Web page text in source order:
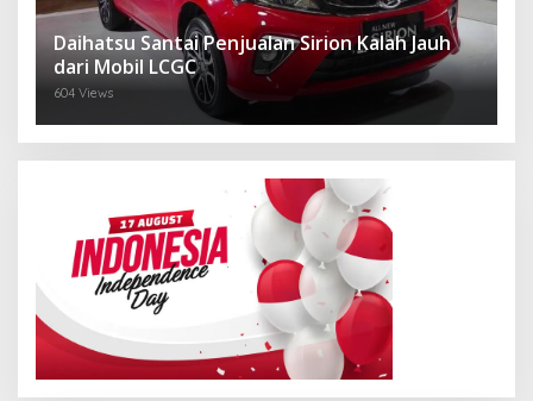
Daihatsu Santai Penjualan Sirion Kalah Jauh
dari Mobil LCGC
604 Views